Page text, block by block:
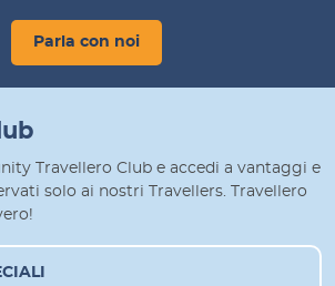
Parla con noi
Travellero Club e accedi a vantaggi e
solo ai nostri Travellers. Travellero